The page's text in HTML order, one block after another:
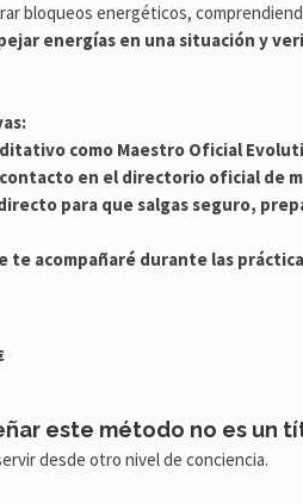
bloqueos energéticos,
energías en una situación y
como Maestro Oficial
en el directorio oficial de
para que salgas seguro,
te acompañaré durante las
este método no es un
desde otro nivel de conciencia.